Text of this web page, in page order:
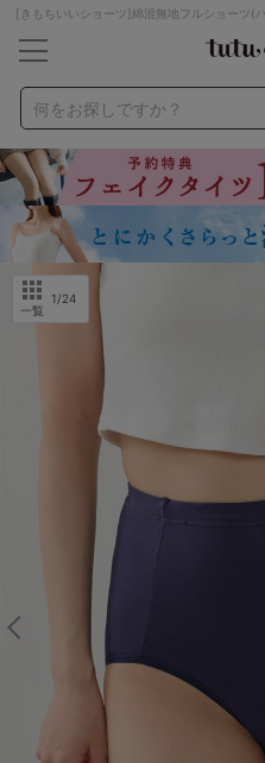
[きもちいいショーツ]綿混無地フルショーツ(
何をお探しですか？
ナイトブラ ノンワイヤー
折り畳み
パジャマ ストッ
ルームウェア
カテゴリから探す
レッグウェア
ルームウェア
マタニティ
サイズからブラを探す
一覧
1/24